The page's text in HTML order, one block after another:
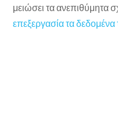
μειώσει τα ανεπιθύμητα
επεξεργασία τα